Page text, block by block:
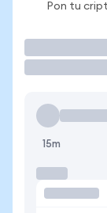
Pon tu
15m